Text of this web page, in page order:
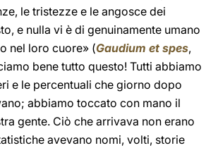
le tristezze e le angosce dei
e nulla vi è di genuinamente umano
nel loro cuore» (Gaudium et spes,
bene tutto questo! Tutti abbiamo
e le percentuali che giorno dopo
abbiamo toccato con mano il
gente. Ciò che arrivava non erano
avevano nomi, volti, storie